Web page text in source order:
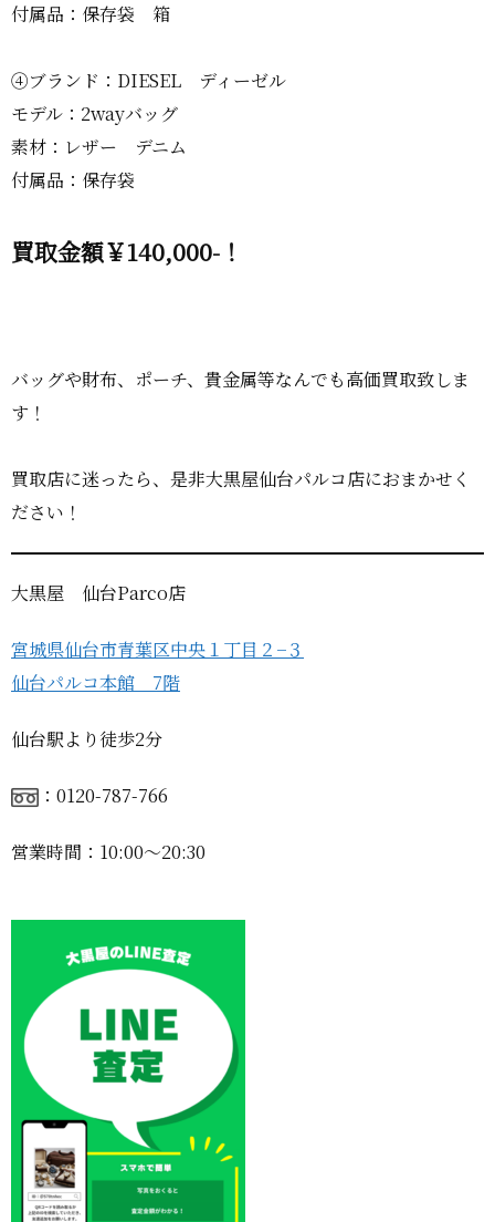
付属品：保存袋 箱
④ブランド：DIESEL ディーゼル
モデル：2wayバッグ
素材：レザー デニム
付属品：保存袋
買取金額￥140,000-！
バッグや財布、ポーチ、貴金属等なんでも高価買取致しま
す！
買取店に迷ったら、是非大黒屋仙台パルコ店におまかせく
ださい！
大黒屋 仙台Parco店
宮城県仙台市青葉区中央１丁目２−３
仙台パルコ本館 7階
仙台駅より徒歩2分
：0120-787-766
営業時間：10:00〜20:30